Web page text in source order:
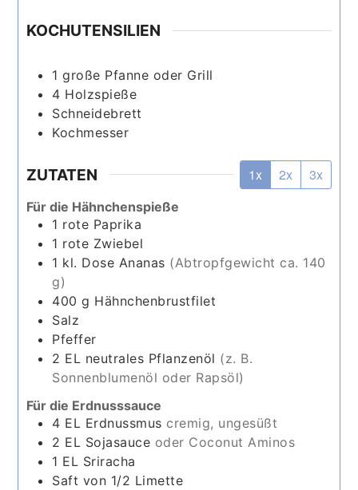
KOCHUTENSILIEN
1 große Pfanne oder Grill
4 Holzspieße
Schneidebrett
Kochmesser
ZUTATEN 1x 2x 3x
Für die Hähnchenspieße
1 rote Paprika
1 rote Zwiebel
1 kl. Dose Ananas (Abtropfgewicht ca. 140
g)
400 g Hähnchenbrustfilet
Salz
Pfeffer
2 EL neutrales Pflanzenöl (z. B.
Sonnenblumenöl oder Rapsöl)
Für die Erdnusssauce
4 EL Erdnussmus cremig, ungesüßt
2 EL Sojasauce oder Coconut Aminos
1 EL Sriracha
Saft von 1/2 Limette